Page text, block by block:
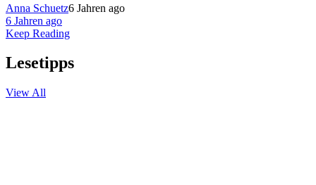
Anna Schuetz6 Jahren ago
6 Jahren ago
Keep Reading
Lesetipps
View All